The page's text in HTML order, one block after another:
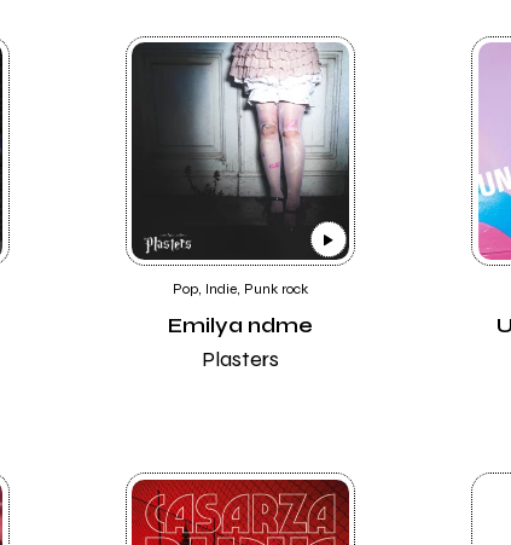
Pop, Indie, Punk rock
Emilya ndme
Plasters